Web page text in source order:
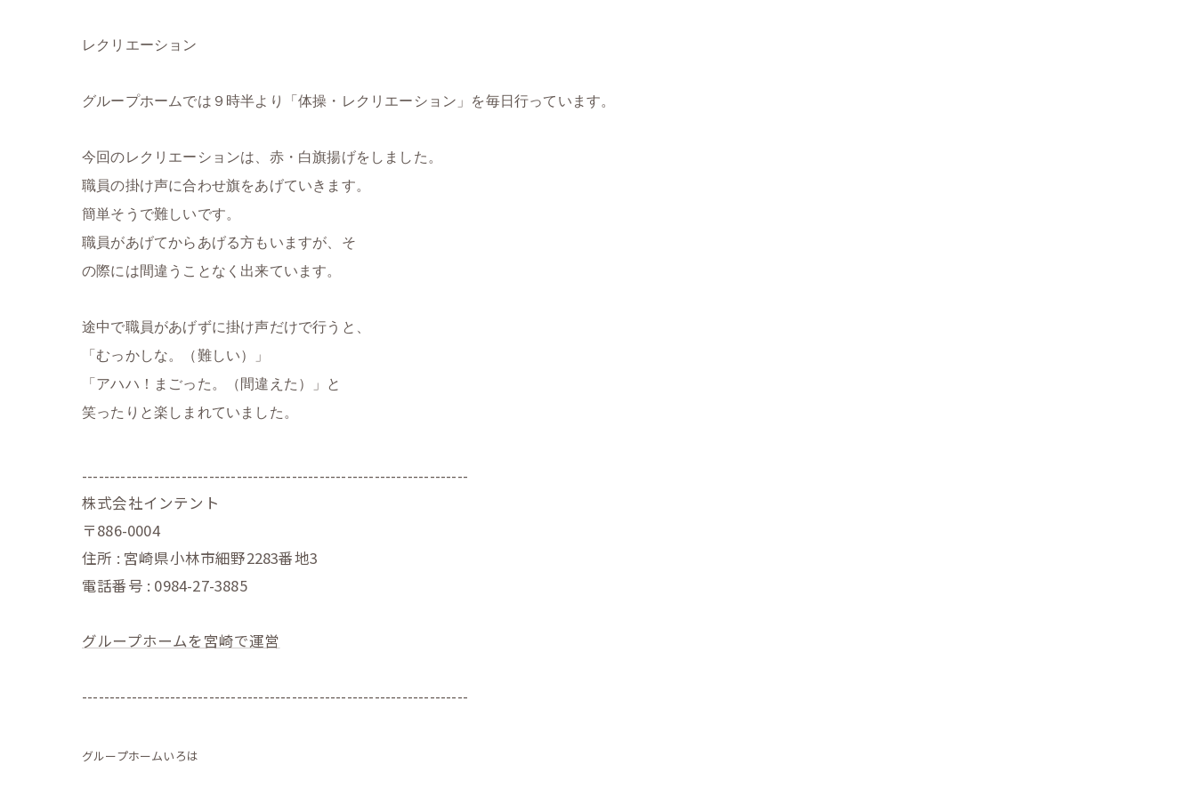
レクリエーション
グループホームでは９時半より「体操・レクリエーション」を毎日行っています。
今回のレクリエーションは、 赤・白旗揚げをしました。
職員の掛け声に合わせ旗をあげていきます。
簡単そうで難しいです。
職員があげてからあげる方もいますが、そ
の際には間違うことなく出来ています。
途中で職員があげずに掛け声だけで行うと、
「むっかしな。（難しい）」
「アハハ！まごった。（間違えた）」と
笑ったりと楽しまれていました。
----------------------------------------------------------------------
株式会社インテント
〒886-0004
住所 : 宮崎県小林市細野2283番地3
電話番号 : 0984-27-3885
グループホームを宮崎で運営
----------------------------------------------------------------------
グループホームいろは